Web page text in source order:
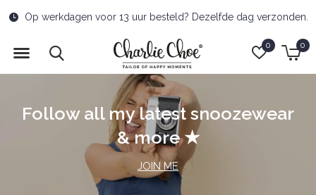
0 0
Op werkdagen voor 13 uur besteld? Dezelfde dag verzonden.
Follow all my latest snoozewear
& more ★
JOIN ME